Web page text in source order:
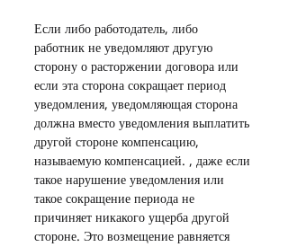
Если либо работодатель, либо
работник не уведомляют другую
сторону о расторжении договора или
если эта сторона сокращает период
уведомления, уведомляющая сторона
должна вместо уведомления выплатить
другой стороне компенсацию,
называемую компенсацией. , даже если
такое нарушение уведомления или
такое сокращение периода не
причиняет никакого ущерба другой
стороне. Это возмещение равняется